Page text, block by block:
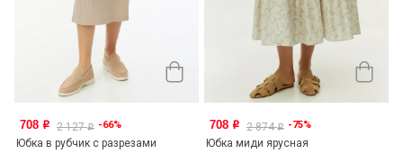
708 o 2 127o -66%
Юбка в рубчик с разрезами
708 o 2 874o -75%
Юбка миди ярусная